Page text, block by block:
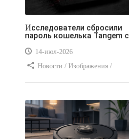
Исследователи сбросили
пароль кошелька Tangem с
14-июл-2026
Новости / Изображения /
/ Вёрстка / Видео уроки